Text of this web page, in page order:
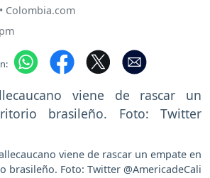
• Colombia.com
viene de rascar un empate en
brasileño. Foto: Twitter @AmericadeCali